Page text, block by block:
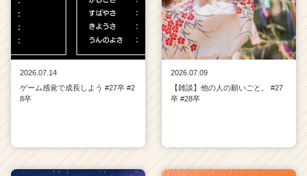
2026.07.14
ゲーム感覚で成長しよう #27卒 #2
8卒
2026.07.09
【雑談】他の人の願いごと。 #27
卒 #28卒